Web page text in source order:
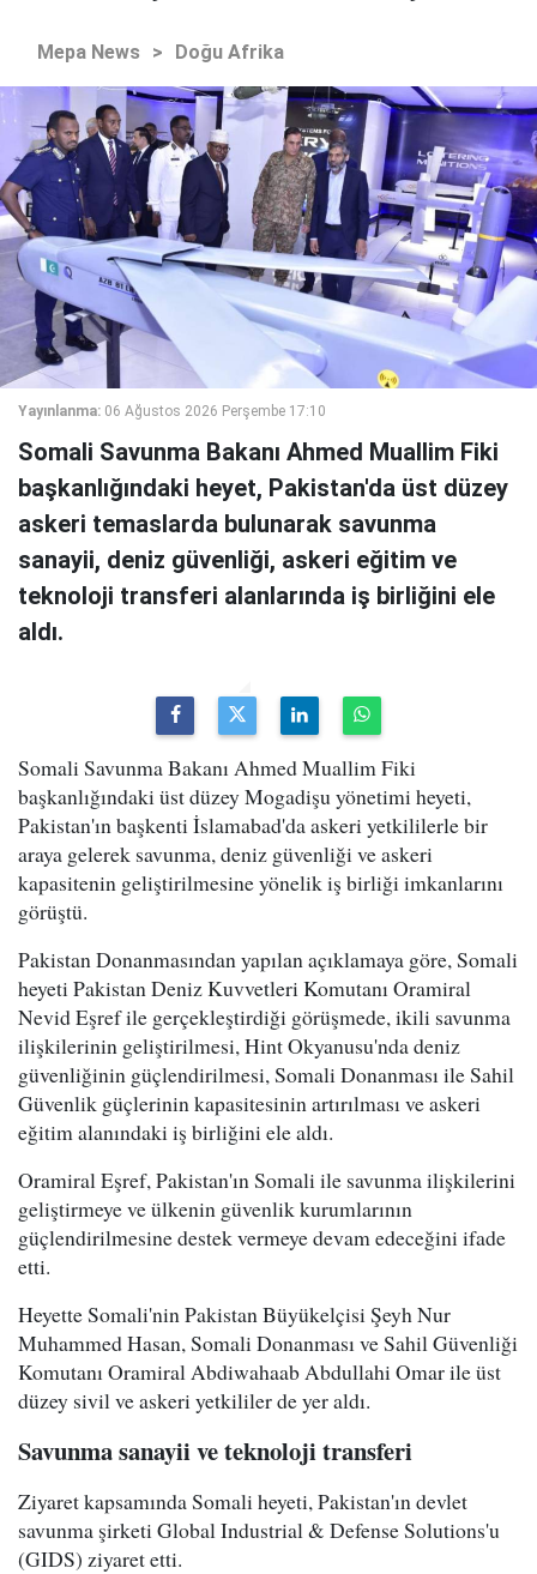
Mepa News > Doğu Afrika
Yayınlanma: 06 Ağustos 2026 Perşembe 17:10
Somali Savunma Bakanı Ahmed Muallim Fiki
başkanlığındaki heyet, Pakistan'da üst düzey
askeri temaslarda bulunarak savunma
sanayii, deniz güvenliği, askeri eğitim ve
teknoloji transferi alanlarında iş birliğini ele
aldı.
Somali Savunma Bakanı Ahmed Muallim Fiki
başkanlığındaki üst düzey Mogadişu yönetimi heyeti,
Pakistan'ın başkenti İslamabad'da askeri yetkililerle bir
araya gelerek savunma, deniz güvenliği ve askeri
kapasitenin geliştirilmesine yönelik iş birliği imkanlarını
görüştü.
Pakistan Donanmasından yapılan açıklamaya göre, Somali
heyeti Pakistan Deniz Kuvvetleri Komutanı Oramiral
Nevid Eşref ile gerçekleştirdiği görüşmede, ikili savunma
ilişkilerinin geliştirilmesi, Hint Okyanusu'nda deniz
güvenliğinin güçlendirilmesi, Somali Donanması ile Sahil
Güvenlik güçlerinin kapasitesinin artırılması ve askeri
eğitim alanındaki iş birliğini ele aldı.
Oramiral Eşref, Pakistan'ın Somali ile savunma ilişkilerini
geliştirmeye ve ülkenin güvenlik kurumlarının
güçlendirilmesine destek vermeye devam edeceğini ifade
etti.
Heyette Somali'nin Pakistan Büyükelçisi Şeyh Nur
Muhammed Hasan, Somali Donanması ve Sahil Güvenliği
Komutanı Oramiral Abdiwahaab Abdullahi Omar ile üst
düzey sivil ve askeri yetkililer de yer aldı.
Savunma sanayii ve teknoloji transferi
Ziyaret kapsamında Somali heyeti, Pakistan'ın devlet
savunma şirketi Global Industrial & Defense Solutions'u
(GIDS) ziyaret etti.